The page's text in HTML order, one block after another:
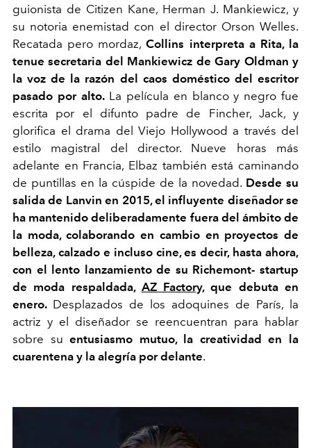
guionista de Citizen Kane, Herman J. Mankiewicz, y
su notoria enemistad con el director Orson Welles.
Recatada pero mordaz,Collins interpreta a Rita, la
tenue secretaria del Mankiewicz de Gary Oldman y
la voz de la razón del caos doméstico del escritor
pasado por alto.La película en blanco y negro fue
escrita por el difunto padre de Fincher, Jack, y
glorifica el drama del Viejo Hollywood a través del
estilo magistral del director. Nueve horas más
adelante en Francia, Elbaz también está caminando
de puntillas en la cúspide de la novedad. Desde su
salida de Lanvin en 2015, el influyente diseñador se
ha mantenido deliberadamente fuera del ámbito de
la moda, colaborando en cambio en proyectos de
belleza, calzado e incluso cine, es decir, hasta ahora,
con el lento lanzamiento de su Richemont- startup
de moda respaldada, AZ Factory,que debuta en
enero. Desplazados de los adoquines de París, la
actriz y el diseñador se reencuentran para hablar
sobre suentusiasmo mutuo, la creatividad en la
cuarentena y la alegría por delante.